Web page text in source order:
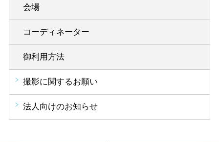
会場
コーディネーター
御利用方法
撮影に関するお願い
法人向けのお知らせ